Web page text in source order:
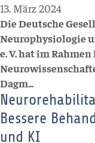
13. März 2024
Die Deutsche
Neurophysiologie
e. V. hat im
Dagm...
Bessere
und KI